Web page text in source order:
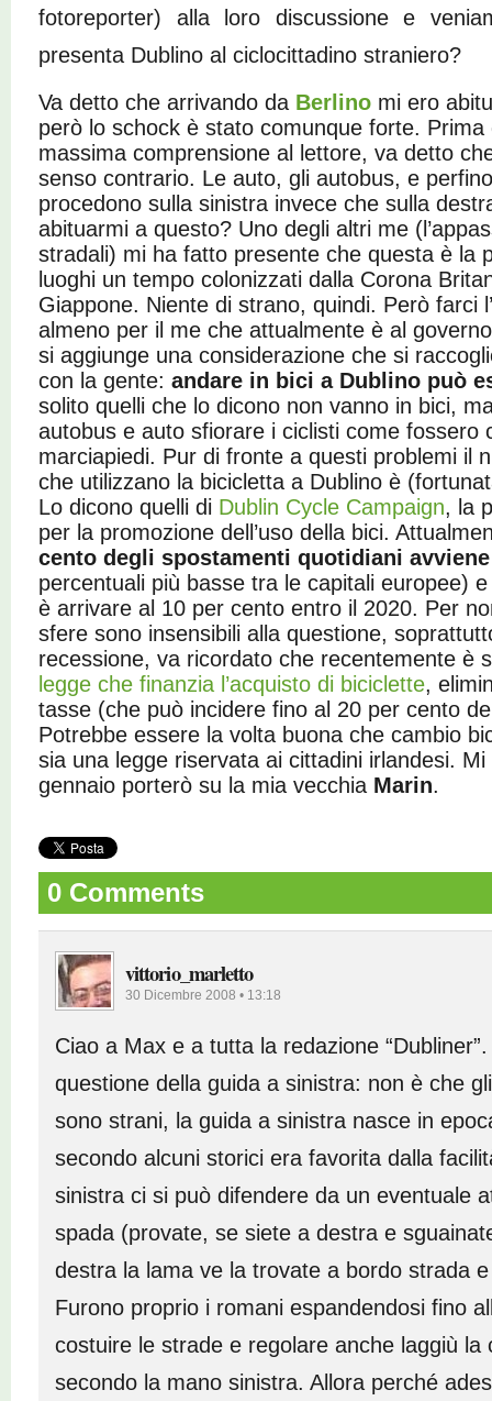
fotoreporter) alla loro discussione e
presenta Dublino al ciclocittadino straniero?
Va detto che arrivando da Berlino mi ero
però lo schock è stato comunque forte.
massima comprensione al lettore, va detto
senso contrario. Le auto, gli autobus, e
procedono sulla sinistra invece che sulla
abituarmi a questo? Uno degli altri me
stradali) mi ha fatto presente che questa è la
luoghi un tempo colonizzati dalla Corona
Giappone. Niente di strano, quindi. Però farci
almeno per il me che attualmente è al
si aggiunge una considerazione che si
con la gente: andare in bici a Dublino può
solito quelli che lo dicono non vanno in bici,
autobus e auto sfiorare i ciclisti come fossero
marciapiedi. Pur di fronte a questi problemi il
che utilizzano la bicicletta a Dublino è
Lo dicono quelli di Dublin Cycle Campaign, la
per la promozione dell’uso della bici.
cento degli spostamenti quotidiani
percentuali più basse tra le capitali europee)
è arrivare al 10 per cento entro il 2020. Per
sfere sono insensibili alla questione,
recessione, va ricordato che recentemente è
legge che finanzia l’acquisto di biciclette,
tasse (che può incidere fino al 20 per cento
Potrebbe essere la volta buona che cambio
sia una legge riservata ai cittadini irlandesi.
gennaio porterò su la mia vecchia Marin.
0 Comments
vittorio_marletto
30 Dicembre 2008 • 13:18
Ciao a Max e a tutta la redazione
questione della guida a sinistra: non è che
sono strani, la guida a sinistra nasce in
secondo alcuni storici era favorita dalla
sinistra ci si può difendere da un eventuale
spada (provate, se siete a destra e
destra la lama ve la trovate a bordo strada
Furono proprio i romani espandendosi fino
costuire le strade e regolare anche laggiù la
secondo la mano sinistra. Allora perché